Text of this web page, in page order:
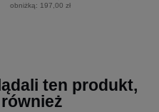
obniżką: 197,00 zł
ten produkt,